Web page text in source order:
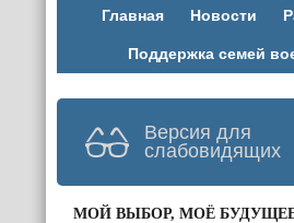
Главная Новости
Поддержка семей
Версия для
слабовидящих
МОЙ ВЫБОР, МОЁ